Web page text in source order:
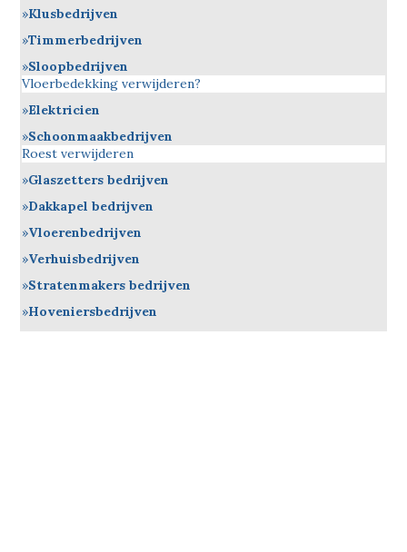
Klusbedrijven
Timmerbedrijven
Sloopbedrijven
Vloerbedekking verwijderen?
Elektricien
Schoonmaakbedrijven
Roest verwijderen
Glaszetters bedrijven
Dakkapel bedrijven
Vloerenbedrijven
Verhuisbedrijven
Stratenmakers bedrijven
Hoveniersbedrijven